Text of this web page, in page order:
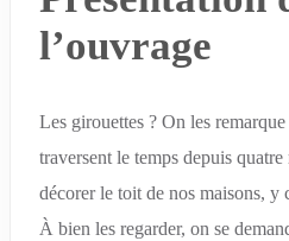
l’ouvrage
Les girouettes ? On les
traversent le temps depuis
décorer le toit de nos maisons, y
À bien les regarder, on se